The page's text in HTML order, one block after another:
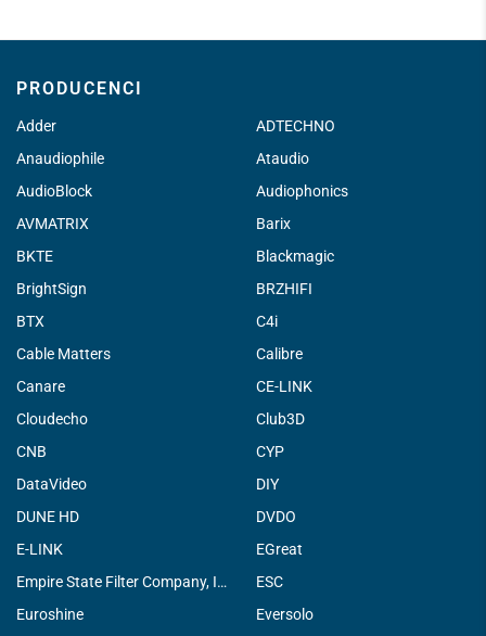
PRODUCENCI
Adder
ADTECHNO
Anaudiophile
Ataudio
AudioBlock
Audiophonics
AVMATRIX
Barix
BKTE
Blackmagic
BrightSign
BRZHIFI
BTX
C4i
Cable Matters
Calibre
Canare
CE-LINK
Cloudecho
Club3D
CNB
CYP
DataVideo
DIY
DUNE HD
DVDO
E-LINK
EGreat
Empire State Filter Company, INC.
ESC
Euroshine
Eversolo